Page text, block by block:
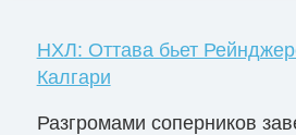
НХЛ: Оттава бьет
Калгари
Разгромами соперников